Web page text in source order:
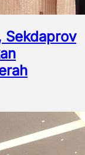
Sekdaprov